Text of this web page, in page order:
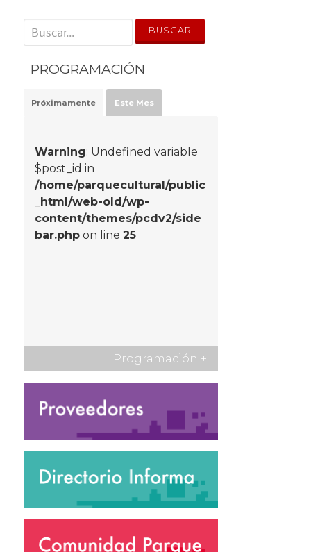
' . __('Search for:') . '
PROGRAMACIÓN
Próximamente Este Mes
Warning: Undefined variable
$post_id in
/home/parquecultural/public
_html/web-old/wp-
content/themes/pcdv2/side
bar.php on line25
Programación +